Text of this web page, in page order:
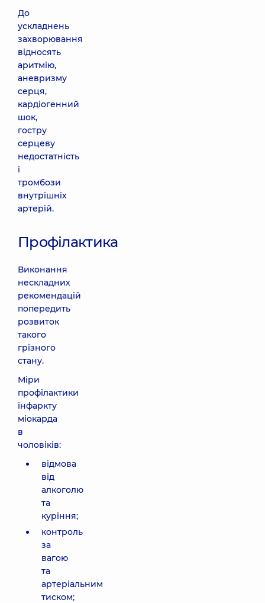
До
ускладнень
захворювання
відносять
аритмію,
аневризму
серця,
кардіогенний
шок,
гостру
серцеву
недостатність
і
тромбози
внутрішніх
артерій.
Профілактика
Виконання
нескладних
рекомендацій
попередить
розвиток
такого
грізного
стану.
Міри
профілактики
інфаркту
міокарда
в
чоловіків:
відмова
від
алкоголю
та
куріння;
контроль
за
вагою
та
артеріальним
тиском;